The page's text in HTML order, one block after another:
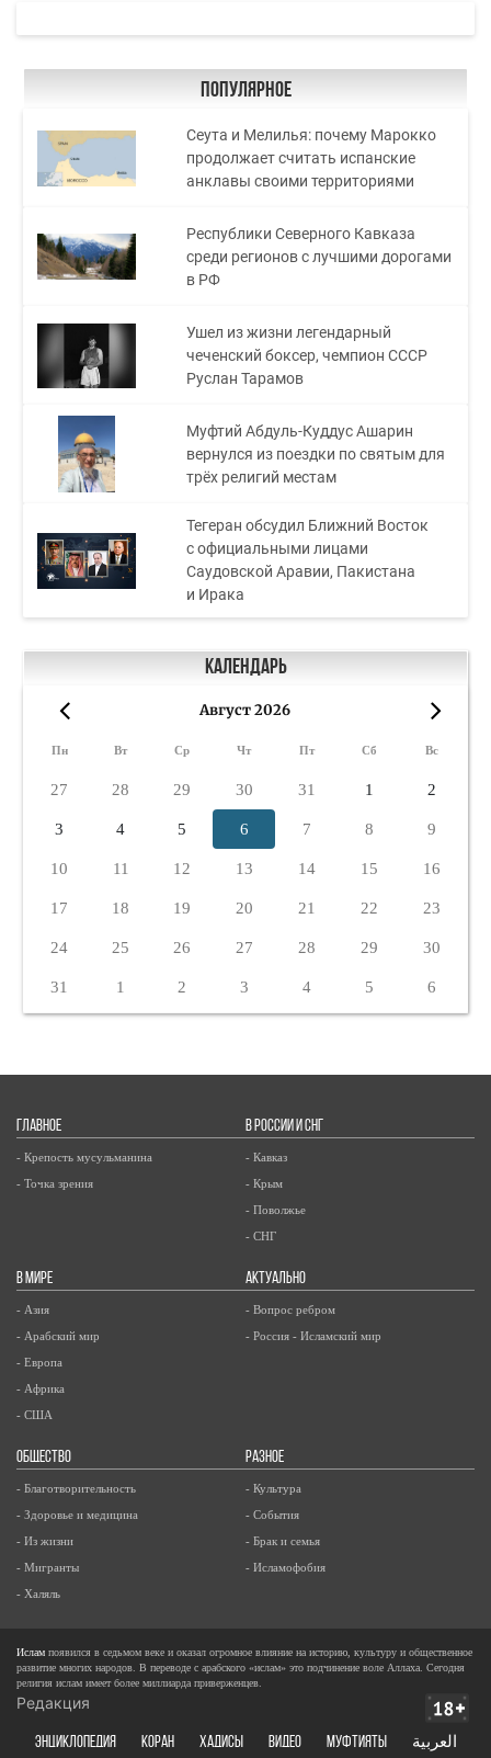
Популярное
Сеута и Мелилья: почему Марокко
продолжает считать испанские
анклавы своими территориями
Республики Северного Кавказа
среди регионов с лучшими дорогами
в РФ
Ушел из жизни легендарный
чеченский боксер, чемпион СССР
Руслан Тарамов
Муфтий Абдуль-Куддус Ашарин
вернулся из поездки по святым для
трёх религий местам
Тегеран обсудил Ближний Восток
с официальными лицами
Саудовской Аравии, Пакистана
и Ирака
Календарь
Август 2026
Пн Вт Ср Чт Пт Сб Вс
27 28 29 30 31 1 2
3 4 5 6 7 8 9
10 11 12 13 14 15 16
17 18 19 20 21 22 23
24 25 26 27 28 29 30
31 1 2 3 4 5 6
ГЛАВНОЕ
- Крепость мусульманина
- Точка зрения
В РОССИИ И СНГ
- Кавказ
- Крым
- Поволжье
- СНГ
В МИРЕ
- Азия
- Арабский мир
- Европа
- Африка
- США
АКТУАЛЬНО
- Вопрос ребром
- Россия - Исламский мир
ОБЩЕСТВО
- Благотворительность
- Здоровье и медицина
- Из жизни
- Мигранты
- Халяль
РАЗНОЕ
- Культура
- События
- Брак и семья
- Исламофобия
Ислам появился в седьмом веке и оказал огромное влияние на историю, культуру и общественное
развитие многих народов. В переводе с арабского «ислам» это подчинение воле Аллаха. Сегодня
религия ислам имеет более миллиарда приверженцев.
Редакция
ЭНЦИКЛОПЕДИЯ КОРАН ХАДИСЫ ВИДЕО Муфтияты العربية